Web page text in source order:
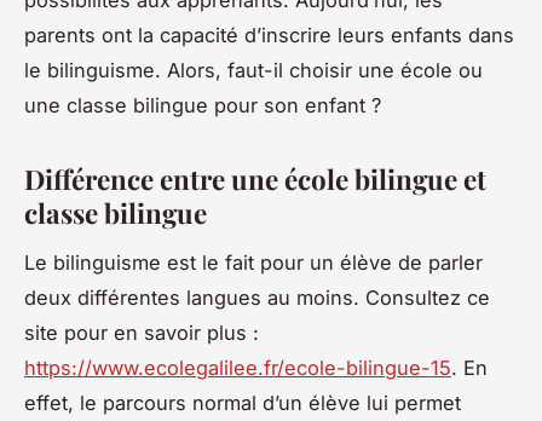
parents ont la capacité d’inscrire leurs enfants dans
le bilinguisme. Alors, faut-il choisir une école ou
une classe bilingue pour son enfant ?
Différence entre une école bilingue et
classe bilingue
Le bilinguisme est le fait pour un élève de parler
deux différentes langues au moins. Consultez ce
site pour en savoir plus :
https://www.ecolegalilee.fr/ecole-bilingue-15. En
effet, le parcours normal d’un élève lui permet